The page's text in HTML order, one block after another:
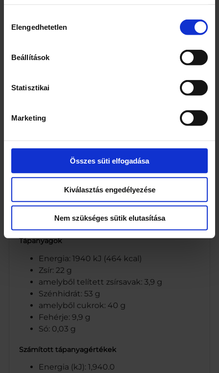
kiválasztása
Elengedhetetlen
Beállítások
Statisztikai
Marketing
Összes süti elfogadása
Kiválasztás engedélyezése
Nem szükséges sütik elutasítása
150
Egység (szabadon)
Összetevők
Szárított cukrozott vörös áfonya 50%
Cég neve
CO-OP Hungary Zrt.
Tápanyagok
Energia: 1940 kJ (464 kcal)
Zsír: 22 g
amelyből telített zsírsavak: 3,9 g
Szénhidrát: 53 g
amelyből cukrok: 40 g
Fehérje: 9,9 g
Só: 0,03 g
Számított tápanyagértékek
Energia (kJ): 1,940.0